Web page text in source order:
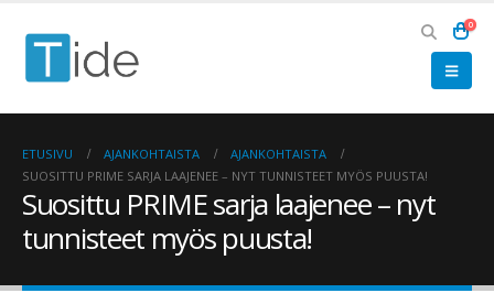
0
ETUSIVU AJANKOHTAISTA
AJANKOHTAISTA
SUOSITTU PRIME SARJA LAAJENEE – NYT TUNNISTEET MYÖS PUUSTA!
Suosittu PRIME sarja laajenee – nyt
tunnisteet myös puusta!